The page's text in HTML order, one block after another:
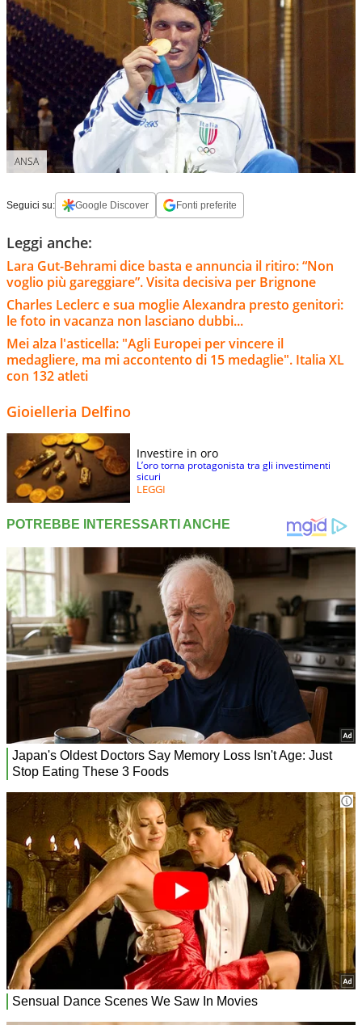
ANSA
Seguici su: Google Discover Fonti preferite
Leggi anche:
Lara Gut-Behrami dice basta e annuncia il ritiro: “Non
voglio più gareggiare”. Visita decisiva per Brignone
Charles Leclerc e sua moglie Alexandra presto genitori:
le foto in vacanza non lasciano dubbi...
Mei alza l'asticella: "Agli Europei per vincere il
medagliere, ma mi accontento di 15 medaglie". Italia XL
con 132 atleti
Gioielleria Delfino
Investire in oro
L’oro torna protagonista tra gli investimenti
sicuri
LEGGI